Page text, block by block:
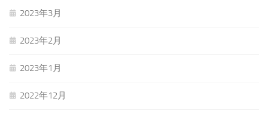
2023年3月
2023年2月
2023年1月
2022年12月